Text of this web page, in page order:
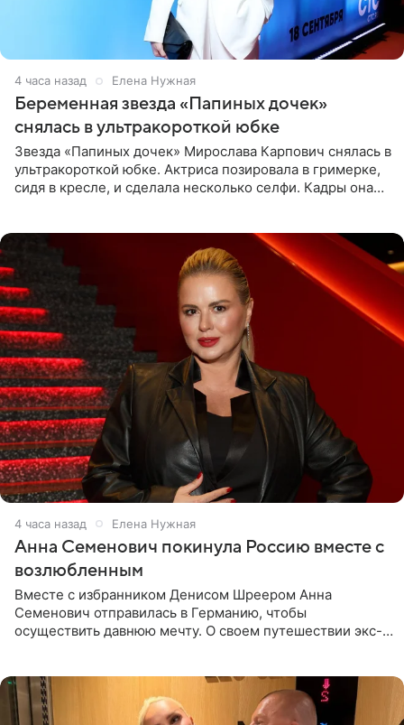
4 часа назад Елена Нужная
Беременная звезда «Папиных дочек»
снялась в ультракороткой юбке
Звезда «Папиных дочек» Мирослава Карпович снялась в
ультракороткой юбке. Актриса позировала в гримерке,
сидя в кресле, и сделала несколько селфи. Кадры она
4 часа назад Елена Нужная
Анна Семенович покинула Россию вместе с
возлюбленным
Вместе с избранником Денисом Шреером Анна
Семенович отправилась в Германию, чтобы
осуществить давнюю мечту. О своем путешествии экс-